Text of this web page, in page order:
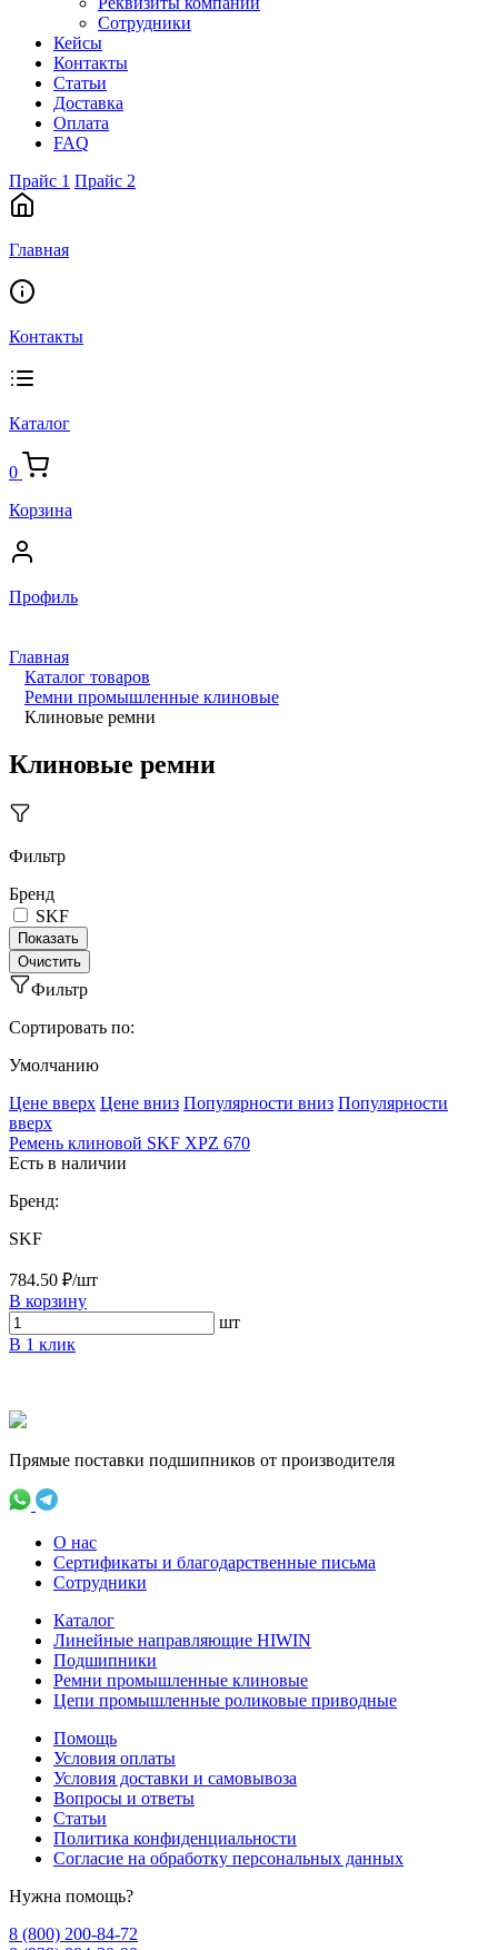
Сотрудники
Кейсы
Контакты
Статьи
Доставка
Оплата
FAQ
Прайс 1 Прайс 2
Главная
Контакты
Каталог
0
Корзина
Профиль
Главная
Каталог товаров
Ремни промышленные клиновые
Клиновые ремни
Клиновые ремни
Фильтр
Бренд
SKF
Фильтр
Сортировать по:
Умолчанию
Ценe вверх Ценe вниз Популярности вниз Популярности
вверх
Ремень клиновой SKF XPZ 670
Есть в наличии
Бренд:
SKF
784.50 ₽/шт
В корзину
шт
В 1 клик
Прямые поставки подшипников от производителя
О нас
Сертификаты и благодарственные письма
Сотрудники
Каталог
Линейные направляющие HIWIN
Подшипники
Ремни промышленные клиновые
Цепи промышленные роликовые приводные
Помощь
Условия оплаты
Условия доставки и самовывоза
Вопросы и ответы
Статьи
Политика конфиденциальности
Согласие на обработку персональных данных
Нужна помощь?
8 (800) 200-84-72